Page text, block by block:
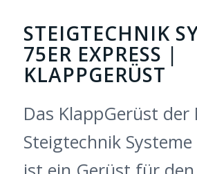
STEIGTECHNIK
75ER EXPRESS |
KLAPPGERÜST
Das KlappGerüst der
Steigtechnik